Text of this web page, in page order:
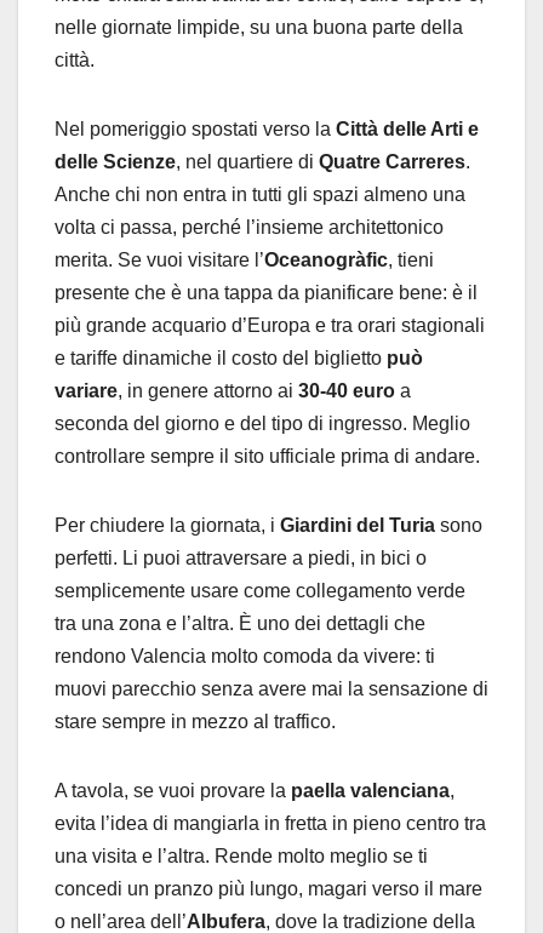
nelle giornate limpide, su una buona parte della
città.
Nel pomeriggio spostati verso la Città delle Arti e
delle Scienze, nel quartiere di Quatre Carreres.
Anche chi non entra in tutti gli spazi almeno una
volta ci passa, perché l’insieme architettonico
merita. Se vuoi visitare l’Oceanogràfic, tieni
presente che è una tappa da pianificare bene: è il
più grande acquario d’Europa e tra orari stagionali
e tariffe dinamiche il costo del biglietto può
variare, in genere attorno ai 30-40 euro a
seconda del giorno e del tipo di ingresso. Meglio
controllare sempre il sito ufficiale prima di andare.
Per chiudere la giornata, i Giardini del Turia sono
perfetti. Li puoi attraversare a piedi, in bici o
semplicemente usare come collegamento verde
tra una zona e l’altra. È uno dei dettagli che
rendono Valencia molto comoda da vivere: ti
muovi parecchio senza avere mai la sensazione di
stare sempre in mezzo al traffico.
A tavola, se vuoi provare la paella valenciana,
evita l’idea di mangiarla in fretta in pieno centro tra
una visita e l’altra. Rende molto meglio se ti
concedi un pranzo più lungo, magari verso il mare
o nell’area dell’Albufera, dove la tradizione della